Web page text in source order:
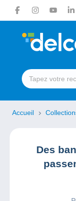
Accueil
Des